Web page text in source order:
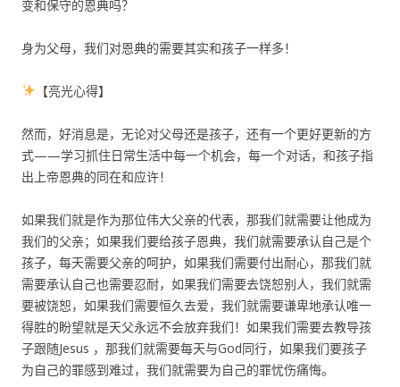
变和保守的恩典吗？
身为父母，我们对恩典的需要其实和孩子一样多！
【亮光心得】
然而，好消息是，无论对父母还是孩子，还有一个更好更新的方
式——学习抓住日常生活中每一个机会，每一个对话，和孩子指
出上帝恩典的同在和应许！
如果我们就是作为那位伟大父亲的代表，那我们就需要让他成为
我们的父亲；如果我们要给孩子恩典，我们就需要承认自己是个
孩子，每天需要父亲的呵护，如果我们需要付出耐心，那我们就
需要承认自己也需要忍耐，如果我们需要去饶恕别人，我们就需
要被饶恕，如果我们需要恒久去爱，我们就需要谦卑地承认唯一
得胜的盼望就是天父永远不会放弃我们！如果我们需要去教导孩
子跟随Jesus ，那我们就需要每天与God同行，如果我们要孩子
为自己的罪感到难过，我们就需要为自己的罪忧伤痛悔。